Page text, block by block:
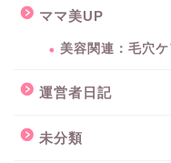
ママ美UP
美容関連：毛穴ケ
運営者日記
未分類